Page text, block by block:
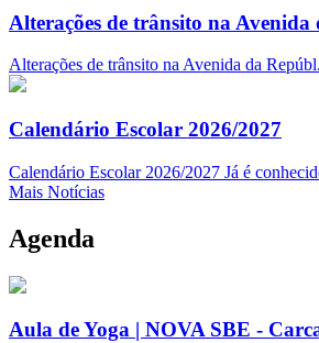
Alterações de trânsito na Avenida
Alterações de trânsito na Avenida da
Calendário Escolar 2026/2027
Calendário Escolar 2026/2027 Já é
Mais Notícias
Agenda
Aula de Yoga | NOVA SBE -